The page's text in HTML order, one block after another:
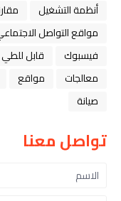
أنظمة التشغيل
مواقع التواصل
فيسبوك
قابل للطي
معالجات
مواقع
صيانة
تواصل معنا